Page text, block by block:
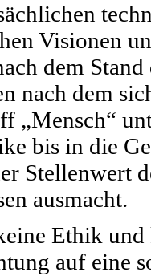
Visionen
dem
nach dem
„Mensch“
bis in die
Stellenwert
ausmacht.
Ethik
auf eine